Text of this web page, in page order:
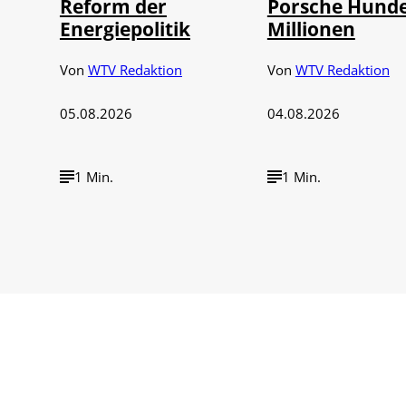
Reform der
Energiepolitik
Von WTV Redaktion
05.08.2026
1 Min.
Porsche
Millionen
Von WTV Redaktion
04.08.2026
1 Min.